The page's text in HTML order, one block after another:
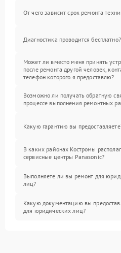
От чего зависит срок ремонта
Диагностика проводится бесплатно?
Может ли вместо меня принять
после ремонта другой человек,
телефон которого я предоставлю?
Возможно ли получать обратную
процессе выполнения ремонтных
Какую гарантию вы
В каких районах Костромы
сервисные центры Panasonic?
Выполняете ли вы ремонт для
лиц?
Какую документацию вы
для юридических лиц?